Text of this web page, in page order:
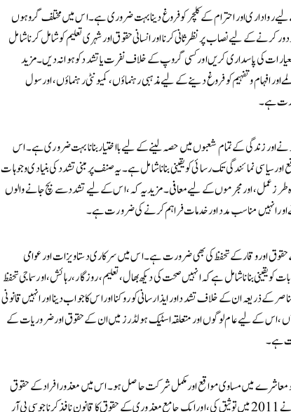
لیے رواداری اور احترام کے کلچر کو فروغ دینا بہت ضروری ہے۔ اس میں مختلف گروہوں
کرنے کے لیے نصاب پر نظر ثانی کرنا اور انسانی حقوق اور شہری تعلیم کو شامل کرنا شامل
معیارات کی پاسداری کریں اور کسی گروپ کے خلاف نفرت یا تشدد کو ہوا نہ دیں۔ مزید
افہام و تفہیم کو فروغ دینے کے لیے مذہبی رہنماؤں، کمیونٹی رہنماؤں، اور سول
ہے۔
اور زندگی کے تمام شعبوں میں حصہ لینے کے لیے بااختیار بنانا بہت ضروری ہے۔ اس
سیاسی نمائندگی تک رسائی کو یقینی بنانا شامل ہے۔ یہ صنف پر مبنی تشدد کی بنیادی وجوہات
طرز عمل، اور مجرموں کے لیے معافی۔ مزید یہ کہ، اس کے لیے تشدد سے بچ جانے والوں
اور انہیں مناسب مدد اور خدمات فراہم کرنے کی ضرورت ہے۔
حقوق اور وقار کے تحفظ کی بھی ضرورت ہے۔ اس میں سرکاری دستاویزات اور عوامی
کو یقینی بنانا شامل ہے کہ انہیں صحت کی دیکھ بھال، تعلیم، روزگار، رہائش، اور سماجی تحفظ
کے ذریعہ ان کے خلاف تشدد اور ایذا رسانی کو روکنا اور اس کا جواب دینا اور انہیں قانونی
اس کے لیے عام لوگوں اور متعلقہ اسٹیک ہولڈرز میں ان کے حقوق اور ضروریات کے
ہے۔
کو معاشرے میں مساوی مواقع اور مکمل شرکت حاصل ہو۔ اس میں معذور افراد کے حقوق
کے کنونشن پر عمل درآمد شامل ہے، جس کی پاکستان نے 2011 میں توثیق کی، اور ایک جامع معذوری کے حقوق کا قانون نافذ کرنا جو سی پی آر